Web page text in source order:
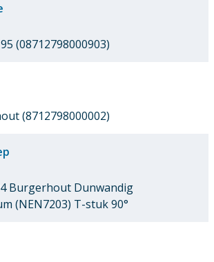
(08712798000903)
(8712798000002)
Burgerhout Dunwandig
(NEN7203) T-stuk 90°